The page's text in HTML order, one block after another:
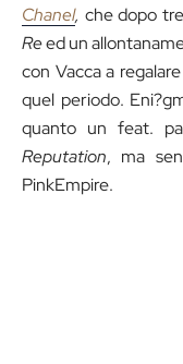
Chanel, che dopo
Reed un
con Vacca a
quel periodo.
quanto un feat.
Reputation, ma
PinkEmpire.